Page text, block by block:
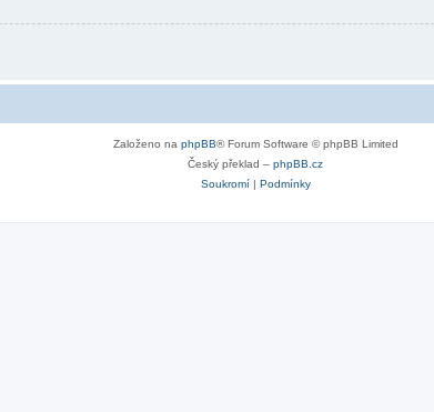
Založeno na phpBB® Forum Software © phpBB Limited
Český překlad – phpBB.cz
Soukromí| Podmínky